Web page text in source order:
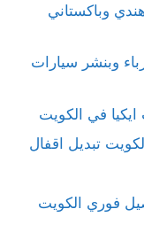
وباكستاني
وبنشر سيارات
في الكويت
تبديل اقفال
فوري الكويت